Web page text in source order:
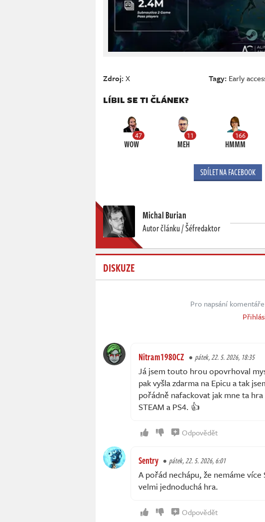
Zdroj:X Tagy: Early
LÍBIL SE TI ČLÁNEK?
47
WOW
11
MEH
166
HMMM
SDÍLET NA FACEBOOK
Michal Burian
Autor článku / Šéfredaktor
DISKUZE
Pro napsání
Nitram1980CZ pátek, 22. 5. 2026, 18:35
Já jsem touto hrou opovrhoval
pak vyšla zdarma na Epicu a tak
pořádně nafackovat jak mne ta
STEAM a PS4. 👍
Odpovědět
Sentry pátek, 22. 5. 2026, 6:01
A pořád nechápu, že nemáme
velmi jednoduchá hra.
Odpovědět